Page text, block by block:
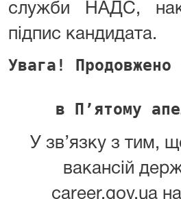
служби НАДС,
підпис кандидата.
Увага! Продовжено
в П’ятому
У зв’язку з тим,
вакансій
career.gov.ua